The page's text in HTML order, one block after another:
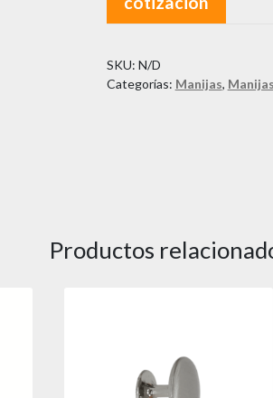
cantidad
SKU: N/D
Categorías: Manijas, Manijas
Productos